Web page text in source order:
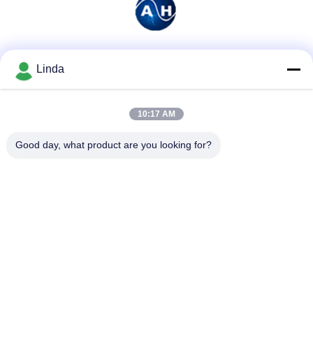
Linda
10:17 AM
Good day, what product are you looking for?